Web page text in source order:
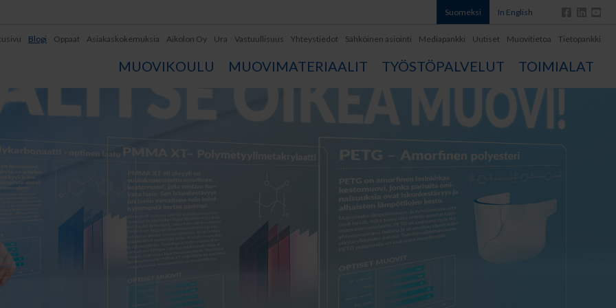
Suomeksi In English
Blogi Oppaat Asiakaskokemuksia Aikolon Oy Ura Vastuullisuus Yhteystiedot Sähköinen asiointi Mediapankki Uutiset Muovitietoa Tietopankki
MUOVIKOULU MUOVIMATERIAALIT TYÖSTÖPALVELUT TOIMIALAT